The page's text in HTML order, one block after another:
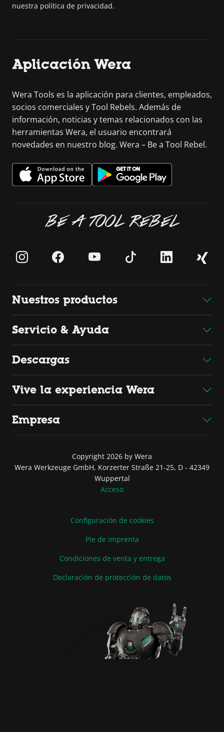
nuestra política de privacidad.
Aplicación Wera
Wera Tools es la aplicación para clientes, empleados,
socios comerciales y Tool Rebels. Además de
información, noticias y temas relacionados con las
herramientas Wera, el usuario encontrará
novedades en nuestro blog. Wera – Be a Tool Rebel.
BE A TOOL REBEL
Nuestros productos
Servicio & Ayuda
Descargas
Vive la experiencia Wera
Empresa
Copyright 2026 by Wera
Wera Werkzeuge GmbH, Korzerter Straße 21-25, D - 42349
Wuppertal
Acceso
Configuración de cookies
Pie de imprenta
Condiciones de venta y entrega
Declaración de protección de datos